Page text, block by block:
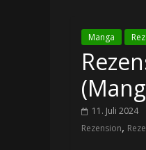
Manga
11. Juli 2024
Rezension,